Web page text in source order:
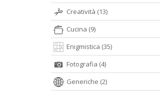
Creatività (13)
Cucina (9)
Enigmistica (35)
Fotografia (4)
Generiche (2)